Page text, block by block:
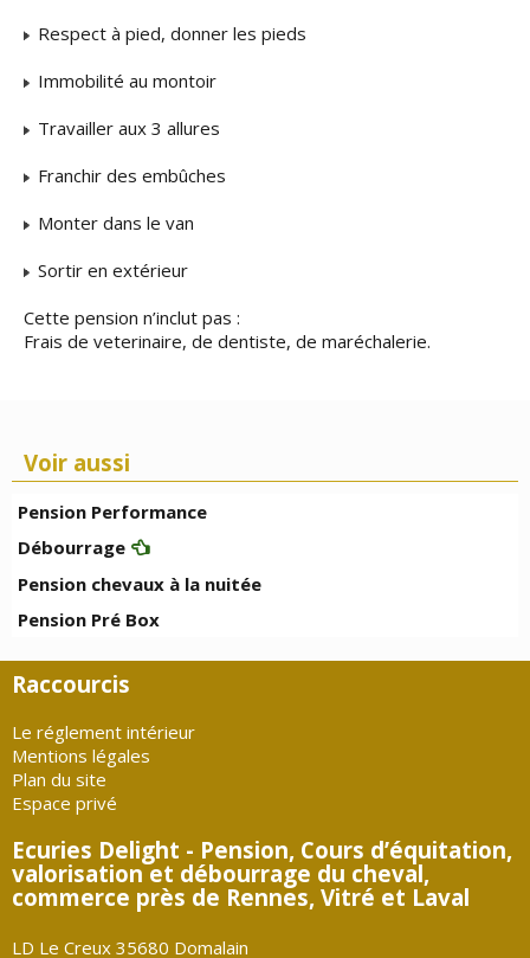
Respect à pied, donner les pieds
Immobilité au montoir
Travailler aux 3 allures
Franchir des embûches
Monter dans le van
Sortir en extérieur
Cette pension n’inclut pas :
Frais de veterinaire, de dentiste, de maréchalerie.
Voir aussi
Pension Performance
Débourrage
Pension chevaux à la nuitée
Pension Pré Box
Raccourcis
Le réglement intérieur
Mentions légales
Plan du site
Espace privé
Ecuries Delight - Pension, Cours d’équitation,
valorisation et débourrage du cheval,
commerce près de Rennes, Vitré et Laval
LD Le Creux 35680 Domalain